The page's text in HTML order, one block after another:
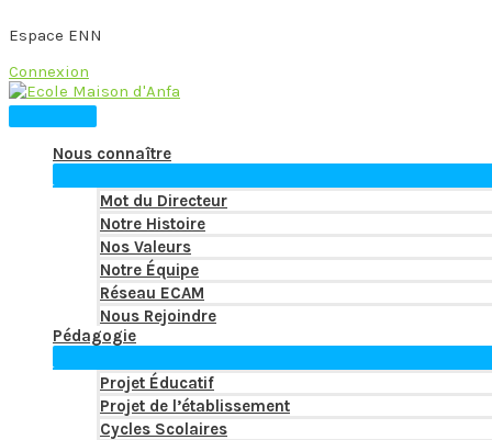
Espace ENN
Connexion
Skip
to
contentMain
Nous connaître
Mot du Directeur
Notre Histoire
Nos Valeurs
Notre Équipe
Réseau ECAM
Nous Rejoindre
Pédagogie
Projet Éducatif
Projet de l’établissement
Cycles Scolaires